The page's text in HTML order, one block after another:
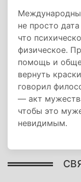
не просто
что
физическое.
помощь и
вернуть
говорил
— акт
чтобы это
невидимым.